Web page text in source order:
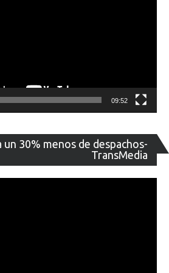
09:52
un 30% menos de despachos-
TransMedia
de